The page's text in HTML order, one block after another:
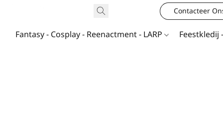
Contacteer
Fantasy - Cosplay - Reenactment - LARP Feestkledij